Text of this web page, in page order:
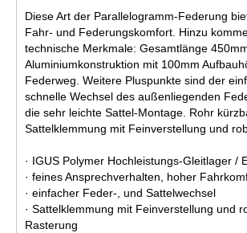
Diese Art der Parallelogramm-Federung
Fahr- und Federungskomfort. Hinzu
technische Merkmale: Gesamtlänge
Aluminiumkonstruktion mit 100mm
Federweg. Weitere Pluspunkte sind der
schnelle Wechsel des außenliegenden
die sehr leichte Sattel-Montage. Rohr
Sattelklemmung mit Feinverstellung und
· IGUS Polymer Hochleistungs-Gleitlager /
· feines Ansprechverhalten, hoher
· einfacher Feder-, und Sattelwechsel
· Sattelklemmung mit Feinverstellung und
Rasterung